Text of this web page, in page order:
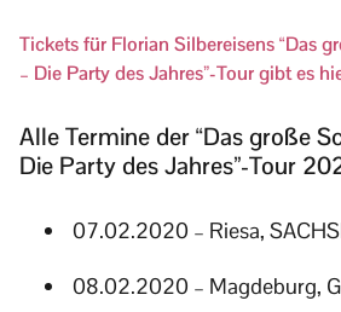
Tickets für Florian Silbereisens “Das
– Die Party des Jahres”-Tour gibt es
Alle Termine der “Das große
Die Party des Jahres”-Tour
07.02.2020 – Riesa,
08.02.2020 – Magdeburg,